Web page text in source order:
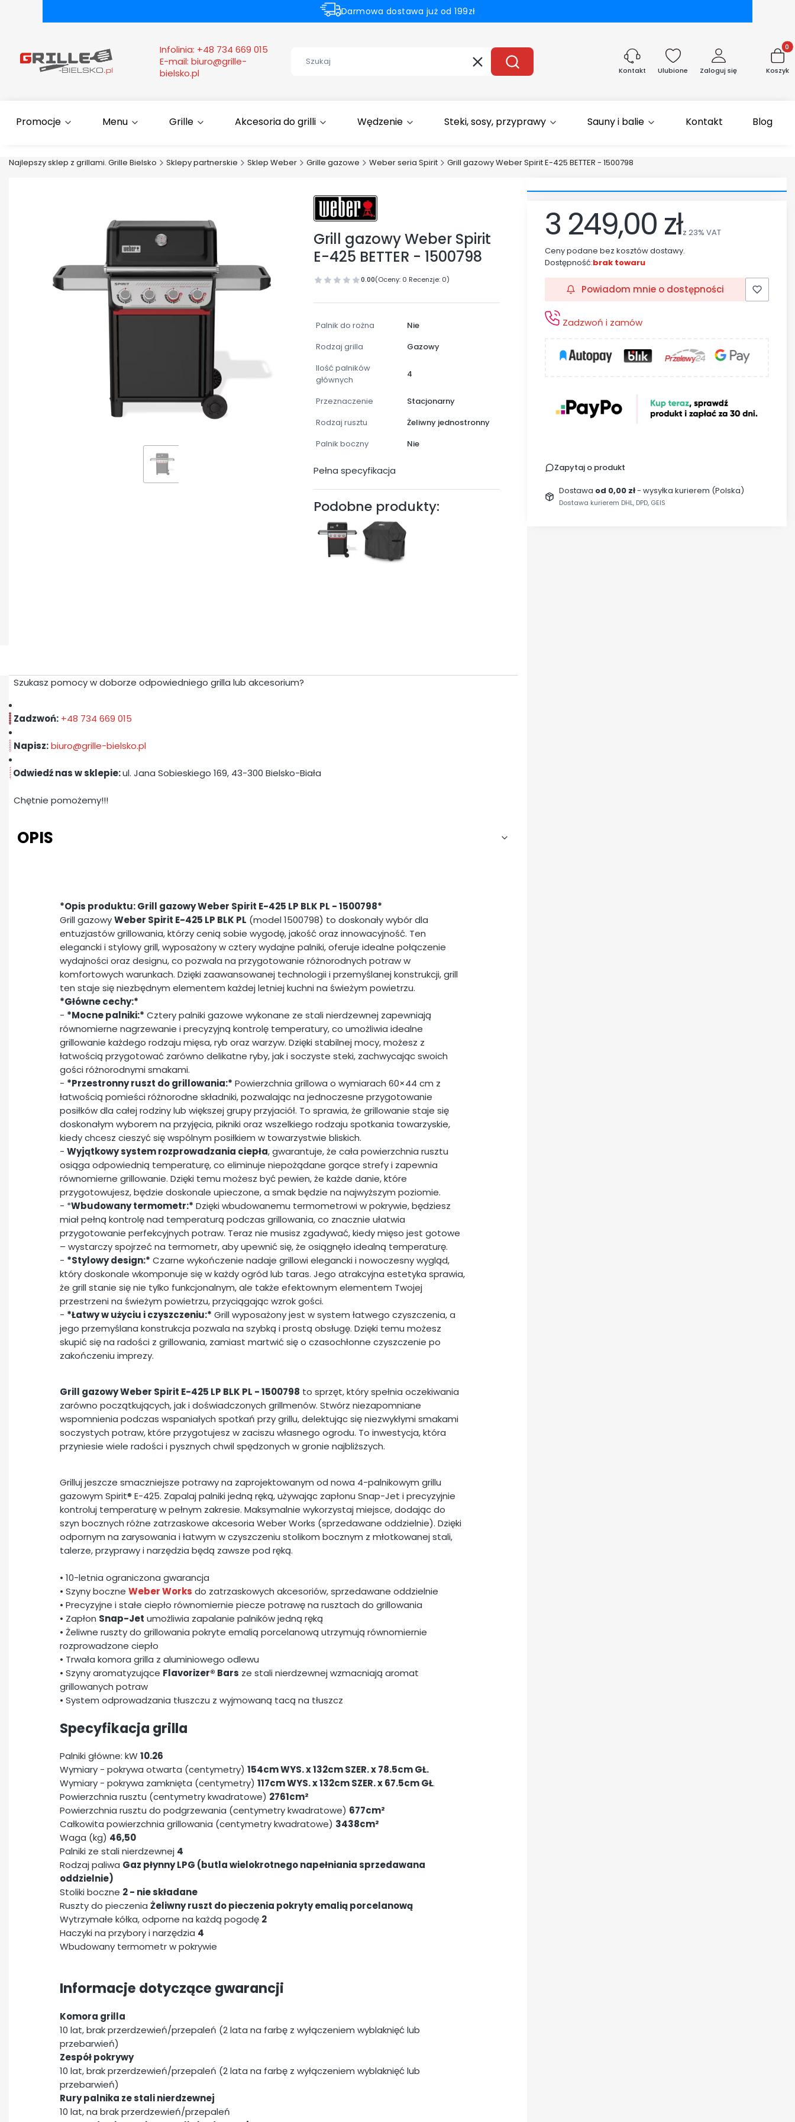
Darmowa dostawa już od 199zł
Infolinia: +48 734 669 015
E-mail: biuro@grille-
bielsko.pl
WyczyśćSzukaj Kontakt Ulubione Zaloguj się Koszyk
Promocje Menu Grille Akcesoria do grilli Wędzenie Steki, sosy, przyprawy Sauny i balie Kontakt Blog
Najlepszy sklep z grillami. Grille Bielsko Sklepy partnerskie Sklep Weber Grille gazowe Weber seria Spirit Grill gazowy Weber Spirit E-425 BETTER - 1500798
Grill gazowy Weber Spirit
E-425 BETTER - 1500798
0.00(Oceny: 0 Recenzje: 0)
Palnik do rożna
Nie
Rodzaj grilla
Gazowy
Ilość palników
głównych
4
Przeznaczenie
Stacjonarny
Rodzaj rusztu
Żeliwny jednostronny
Palnik boczny
Nie
Pełna specyfikacja
Podobne produkty:
Szukasz pomocy w doborze odpowiedniego grilla lub akcesorium?
Zadzwoń: +48 734 669 015
Napisz:biuro@grille-bielsko.pl
Odwiedź nas w sklepie:ul. Jana Sobieskiego 169, 43-300 Bielsko-Biała
Chętnie pomożemy!!!
OPIS
*Opis produktu: Grill gazowy Weber Spirit E-425 LP BLK PL - 1500798*
Grill gazowyWeber Spirit E-425 LP BLK PL (model 1500798) to doskonały wybór dla
entuzjastów grillowania, którzy cenią sobie wygodę, jakość oraz innowacyjność. Ten
elegancki i stylowy grill, wyposażony w cztery wydajne palniki, oferuje idealne połączenie
wydajności oraz designu, co pozwala na przygotowanie różnorodnych potraw w
komfortowych warunkach. Dzięki zaawansowanej technologii i przemyślanej konstrukcji, grill
ten staje się niezbędnym elementem każdej letniej kuchni na świeżym powietrzu.
*Główne cechy:*
- *Mocne palniki:* Cztery palniki gazowe wykonane ze stali nierdzewnej zapewniają
równomierne nagrzewanie i precyzyjną kontrolę temperatury, co umożliwia idealne
grillowanie każdego rodzaju mięsa, ryb oraz warzyw. Dzięki stabilnej mocy, możesz z
łatwością przygotować zarówno delikatne ryby, jak i soczyste steki, zachwycając swoich
gości różnorodnymi smakami.
- *Przestronny ruszt do grillowania:* Powierzchnia grillowa o wymiarach 60×44 cm z
łatwością pomieści różnorodne składniki, pozwalając na jednoczesne przygotowanie
posiłków dla całej rodziny lub większej grupy przyjaciół. To sprawia, że grillowanie staje się
doskonałym wyborem na przyjęcia, pikniki oraz wszelkiego rodzaju spotkania towarzyskie,
kiedy chcesz cieszyć się wspólnym posiłkiem w towarzystwie bliskich.
- Wyjątkowy system rozprowadzania ciepła, gwarantuje, że cała powierzchnia rusztu
osiąga odpowiednią temperaturę, co eliminuje niepożądane gorące strefy i zapewnia
równomierne grillowanie. Dzięki temu możesz być pewien, że każde danie, które
przygotowujesz, będzie doskonale upieczone, a smak będzie na najwyższym poziomie.
- *Wbudowany termometr:* Dzięki wbudowanemu termometrowi w pokrywie, będziesz
miał pełną kontrolę nad temperaturą podczas grillowania, co znacznie ułatwia
przygotowanie perfekcyjnych potraw. Teraz nie musisz zgadywać, kiedy mięso jest gotowe
– wystarczy spojrzeć na termometr, aby upewnić się, że osiągnęło idealną temperaturę.
- *Stylowy design:* Czarne wykończenie nadaje grillowi elegancki i nowoczesny wygląd,
który doskonale wkomponuje się w każdy ogród lub taras. Jego atrakcyjna estetyka sprawia,
że grill stanie się nie tylko funkcjonalnym, ale także efektownym elementem Twojej
przestrzeni na świeżym powietrzu, przyciągając wzrok gości.
- *Łatwy w użyciu i czyszczeniu:* Grill wyposażony jest w system łatwego czyszczenia, a
jego przemyślana konstrukcja pozwala na szybką i prostą obsługę. Dzięki temu możesz
skupić się na radości z grillowania, zamiast martwić się o czasochłonne czyszczenie po
zakończeniu imprezy.
Grill gazowy Weber Spirit E-425 LP BLK PL - 1500798 to sprzęt, który spełnia oczekiwania
zarówno początkujących, jak i doświadczonych grillmenów. Stwórz niezapomniane
wspomnienia podczas wspaniałych spotkań przy grillu, delektując się niezwykłymi smakami
soczystych potraw, które przygotujesz w zaciszu własnego ogrodu. To inwestycja, która
przyniesie wiele radości i pysznych chwil spędzonych w gronie najbliższych.
Grilluj jeszcze smaczniejsze potrawy na zaprojektowanym od nowa 4-palnikowym grillu
gazowym Spirit® E-425. Zapalaj palniki jedną ręką, używając zapłonu Snap-Jet i precyzyjnie
kontroluj temperaturę w pełnym zakresie. Maksymalnie wykorzystaj miejsce, dodając do
szyn bocznych różne zatrzaskowe akcesoria Weber Works (sprzedawane oddzielnie). Dzięki
odpornym na zarysowania i łatwym w czyszczeniu stolikom bocznym z młotkowanej stali,
talerze, przyprawy i narzędzia będą zawsze pod ręką.
• 10-letnia ograniczona gwarancja
• Szyny boczne Weber Works do zatrzaskowych akcesoriów, sprzedawane oddzielnie
• Precyzyjne i stałe ciepło równomiernie piecze potrawę na rusztach do grillowania
• Zapłon Snap-Jet umożliwia zapalanie palników jedną ręką
• Żeliwne ruszty do grillowania pokryte emalią porcelanową utrzymują równomiernie
rozprowadzone ciepło
• Trwała komora grilla z aluminiowego odlewu
• Szyny aromatyzujące Flavorizer® Bars ze stali nierdzewnej wzmacniają aromat
grillowanych potraw
• System odprowadzania tłuszczu z wyjmowaną tacą na tłuszcz
Specyfikacja grilla
Palniki główne: kW10.26
Wymiary - pokrywa otwarta (centymetry) 154cm WYS. x 132cm SZER. x 78.5cm GŁ.
Wymiary - pokrywa zamknięta (centymetry) 117cm WYS. x 132cm SZER. x 67.5cm GŁ.
Powierzchnia rusztu (centymetry kwadratowe) 2761cm²
Powierzchnia rusztu do podgrzewania (centymetry kwadratowe) 677cm²
Całkowita powierzchnia grillowania (centymetry kwadratowe) 3438cm²
Waga (kg) 46,50
Palniki ze stali nierdzewnej 4
Rodzaj paliwa Gaz płynny LPG (butla wielokrotnego napełniania sprzedawana
oddzielnie)
Stoliki boczne 2 - nie składane
Ruszty do pieczenia Żeliwny ruszt do pieczenia pokryty emalią porcelanową
Wytrzymałe kółka, odporne na każdą pogodę 2
Haczyki na przybory i narzędzia 4
Wbudowany termometr w pokrywie
Informacje dotyczące gwarancji
Komora grilla
10 lat, brak przerdzewień/przepaleń (2 lata na farbę z wyłączeniem wyblaknięć lub
przebarwień)
Zespół pokrywy
10 lat, brak przerdzewień/przepaleń (2 lata na farbę z wyłączeniem wyblaknięć lub
przebarwień)
Rury palnika ze stali nierdzewnej
10 lat, na brak przerdzewień/przepaleń
3 249,00 złz 23% VAT
Ceny podane bez kosztów dostawy.
Dostępność:brak towaru
Powiadom mnie o dostępności
Zadzwoń i zamów
Zapytaj o produkt
Dostawa od 0,00 zł- wysyłka kurierem (Polska)
Dostawa kurierem DHL, DPD, GEIS